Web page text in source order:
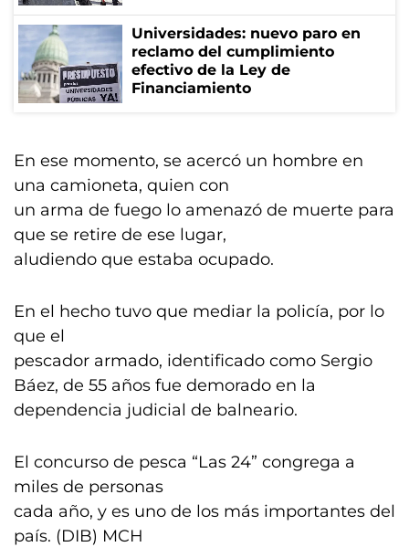
Universidades: nuevo paro en
reclamo del cumplimiento
efectivo de la Ley de
Financiamiento
En ese momento, se acercó un hombre en
una camioneta, quien con
un arma de fuego lo amenazó de muerte para
que se retire de ese lugar,
aludiendo que estaba ocupado.
En el hecho tuvo que mediar la policía, por lo
que el
pescador armado, identificado como Sergio
Báez, de 55 años fue demorado en la
dependencia judicial de balneario.
El concurso de pesca “Las 24” congrega a
miles de personas
cada año, y es uno de los más importantes del
país. (DIB) MCH